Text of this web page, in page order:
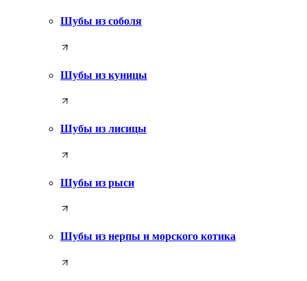
Шубы из соболя
Шубы из куницы
Шубы из лисицы
Шубы из рыси
Шубы из нерпы и морского котика